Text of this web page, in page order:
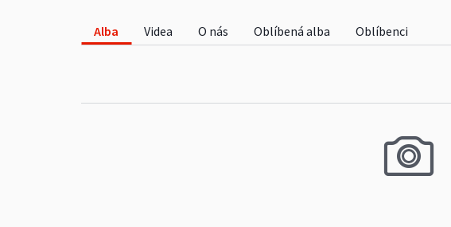
Alba Videa O nás Oblíbená alba Oblíbenci